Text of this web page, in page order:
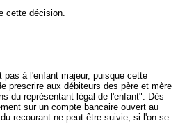
cette décision.
pas à l'enfant majeur, puisque cette
prescrire aux débiteurs des père et mère
du représentant légal de l'enfant". Dès
sur un compte bancaire ouvert au
recourant ne peut être suivie, si l'on se